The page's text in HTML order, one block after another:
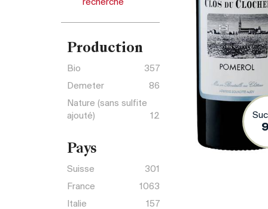
recherche
Production
Bio
357
Demeter
86
Nature (sans sulfite
ajouté)
12
Pays
Suisse
301
France
1063
Italie
157